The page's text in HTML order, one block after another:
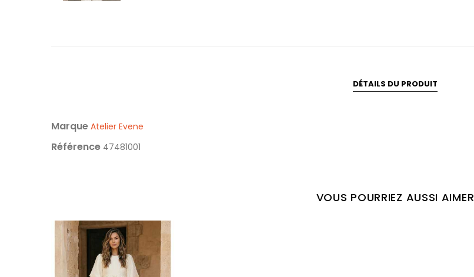
DÉTAILS DU PRODUIT
Marque Atelier Evene
Référence 47481001
VOUS POURRIEZ AUSSI AIMER